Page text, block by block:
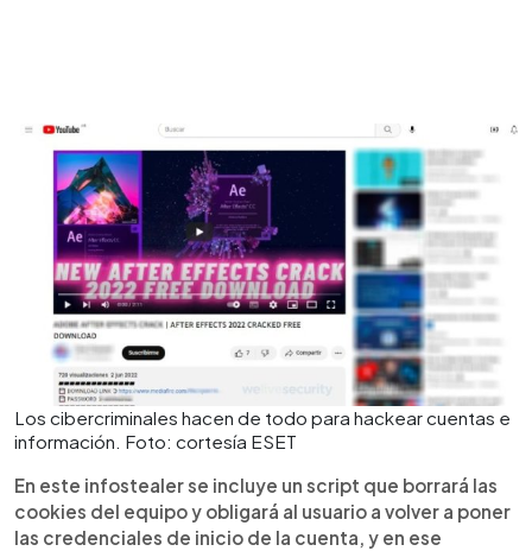
Los cibercriminales hacen de todo para hackear cuentas e
información. Foto: cortesía ESET
En este infostealer se incluye un script que borrará las
cookies del equipo y obligará al usuario a volver a poner
las credenciales de inicio de la cuenta, y en ese